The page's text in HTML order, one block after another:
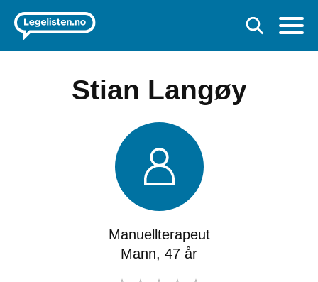
Stian Langøy
Manuellterapeut
Mann, 47 år